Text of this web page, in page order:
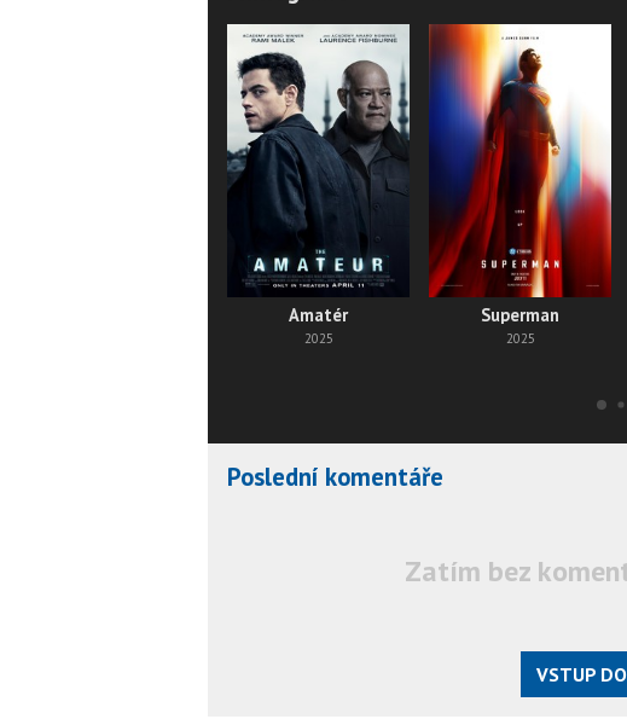
Amatér
2025
Superman
2025
Poslední komentáře
Zatím bez
VSTUP